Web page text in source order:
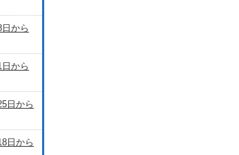
から
から
日から
日から